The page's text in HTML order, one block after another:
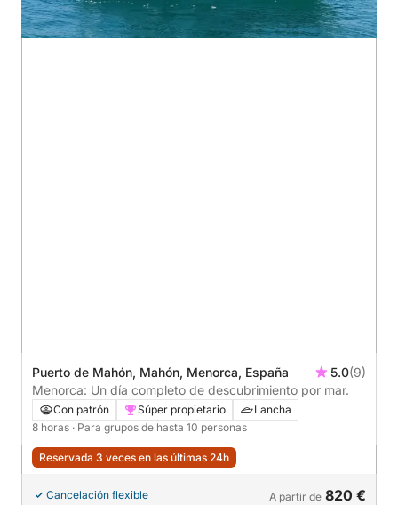
Puerto de Mahón, Mahón, Menorca, España 5.0(9)
Menorca: Un día completo de descubrimiento por mar.
Con patrón Súper propietario
Lancha
8 horas · Para grupos de hasta 10 personas
Reservada 3 veces en las últimas 24h
Cancelación flexible A partir de 820 €